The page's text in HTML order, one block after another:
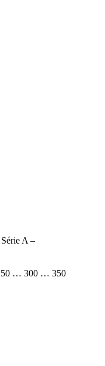
A –
… 300 … 350